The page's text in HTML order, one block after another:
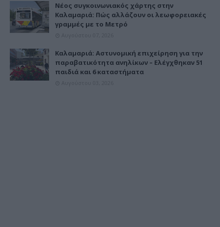
Νέος συγκοινωνιακός χάρτης στην
Καλαμαριά: Πώς αλλάζουν οι λεωφορειακές
γραμμές με το Μετρό
Καλαμαριά: Αστυνομική επιχείρηση για την
παραβατικότητα ανηλίκων – Ελέγχθηκαν 51
παιδιά και 6 καταστήματα